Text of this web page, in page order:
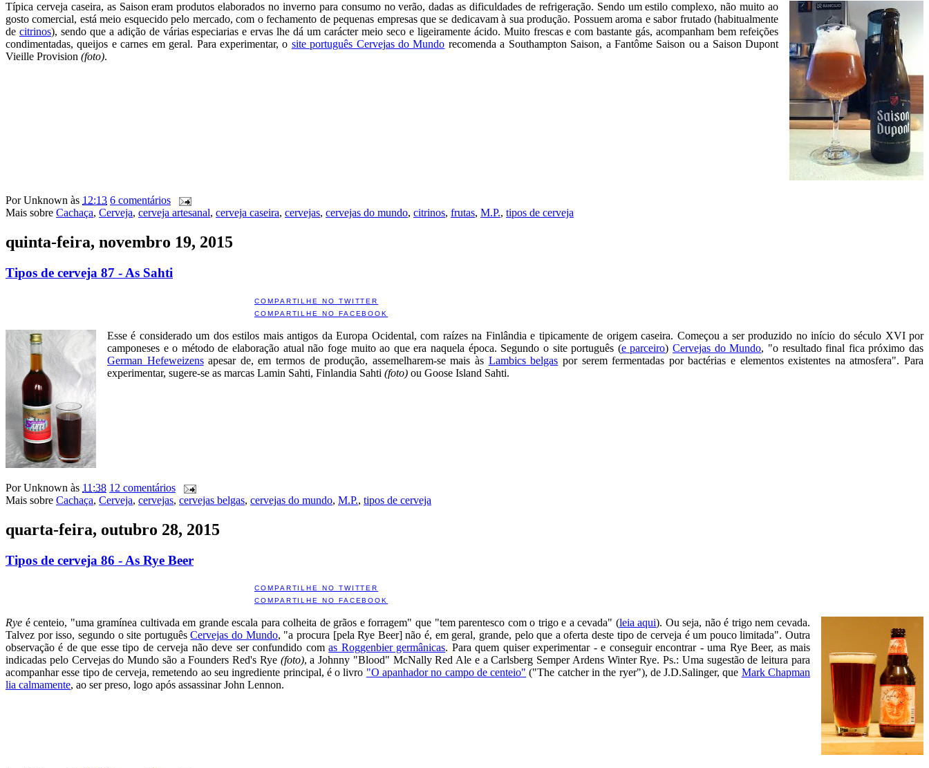
Típica cerveja caseira, as Saison eram produtos elaborados no inverno para consumo no verão, dadas as dificuldades de refrigeração. Sendo um estilo complexo, não muito ao
gosto comercial, está meio esquecido pelo mercado, com o fechamento de pequenas empresas que se dedicavam à sua produção. Possuem aroma e sabor frutado (habitualmente
de citrinos), sendo que a adição de várias especiarias e ervas lhe dá um carácter meio seco e ligeiramente ácido. Muito frescas e com bastante gás, acompanham bem refeições
condimentadas, queijos e carnes em geral. Para experimentar, o site português Cervejas do Mundo recomenda a Southampton Saison, a Fantôme Saison ou a Saison Dupont
Vieille Provision (foto).
PorUnknown às 12:13 6 comentários
Mais sobre Cachaça, Cerveja, cerveja artesanal, cerveja caseira, cervejas, cervejas do mundo, citrinos, frutas, M.P., tipos de cerveja
quinta-feira, novembro 19, 2015
Tipos de cerveja 87 - As Sahti
COMPARTILHE NO TWITTER
COMPARTILHE NO FACEBOOK
Esse é considerado um dos estilos mais antigos da Europa Ocidental, com raízes na Finlândia e tipicamente de origem caseira. Começou a ser produzido no início do século XVI por
camponeses e o método de elaboração atual não foge muito ao que era naquela época. Segundo o site português (e parceiro)Cervejas do Mundo, "o resultado final fica próximo das
German Hefeweizensapesar de, em termos de produção, assemelharem-se mais às Lambics belgas por serem fermentadas por bactérias e elementos existentes na atmosfera". Para
experimentar, sugere-se as marcas Lamin Sahti, Finlandia Sahti (foto) ou Goose Island Sahti.
PorUnknown às 11:38 12 comentários
Mais sobre Cachaça, Cerveja, cervejas, cervejas belgas, cervejas do mundo, M.P., tipos de cerveja
quarta-feira, outubro 28, 2015
Tipos de cerveja 86 - As Rye Beer
COMPARTILHE NO TWITTER
COMPARTILHE NO FACEBOOK
Rye é centeio, "uma gramínea cultivada em grande escala para colheita de grãos e forragem" que "tem parentesco com o trigo e a cevada" (leia aqui). Ou seja, não é trigo nem cevada.
Talvez por isso, segundo o site portuguêsCervejas do Mundo, "a procura [pela Rye Beer] não é, em geral, grande, pelo que a oferta deste tipo de cerveja é um pouco limitada". Outra
observação é de que esse tipo de cerveja não deve ser confundido comas Roggenbier germânicas. Para quem quiser experimentar - e conseguir encontrar - uma Rye Beer, as mais
indicadas pelo Cervejas do Mundo são a Founders Red's Rye (foto), a Johnny "Blood" McNally Red Ale e a Carlsberg Semper Ardens Winter Rye. Ps.: Uma sugestão de leitura para
acompanhar esse tipo de cerveja, remetendo ao seu ingrediente principal, é o livro "O apanhador no campo de centeio" ("The catcher in the ryer"), de J.D.Salinger, que Mark Chapman
lia calmamente, ao ser preso, logo após assassinar John Lennon.